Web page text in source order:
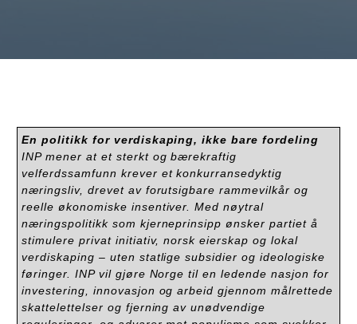
En politikk for verdiskaping, ikke bare fordeling
INP mener at et sterkt og bærekraftig
velferdssamfunn krever et konkurransedyktig
næringsliv, drevet av forutsigbare rammevilkår og
reelle økonomiske insentiver. Med nøytral
næringspolitikk som kjerneprinsipp ønsker partiet å
stimulere privat initiativ, norsk eierskap og lokal
verdiskaping – uten statlige subsidier og ideologiske
føringer. INP vil gjøre Norge til en ledende nasjon for
investering, innovasjon og arbeid gjennom målrettede
skattelettelser og fjerning av unødvendige